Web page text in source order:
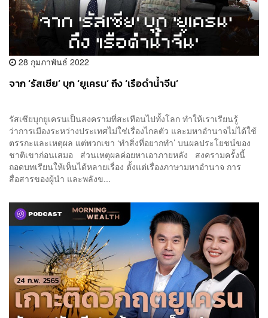
28 กุมภาพันธ์ 2022
จาก ‘รัสเซีย’ บุก ‘ยูเครน’ ถึง ‘เรือดำน้ำจีน’
รัสเซียบุกยูเครนเป็นสงครามที่สะเทือนไปทั้งโลก ทำให้เราเรียนรู้
ว่าการเมืองระหว่างประเทศไม่ใช่เรื่องไกลตัว และมหาอำนาจไม่ได้ใช้
ตรรกะและเหตุผล แต่พวกเขา ‘ทำสิ่งที่อยากทำ’ บนผลประโยชน์ของ
ชาติเขาก่อนเสมอ ส่วนเหตุผลค่อยหาเอาภายหลัง สงครามครั้งนี้
ถอดบทเรียนให้เห็นได้หลายเรื่อง ตั้งแต่เรื่องภาษามหาอำนาจ การ
สื่อสารของผู้นำ และพลังข...